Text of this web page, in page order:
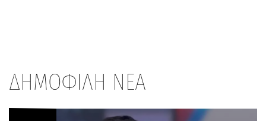
ΔΗΜΟΦΙΛΗ ΝΕΑ